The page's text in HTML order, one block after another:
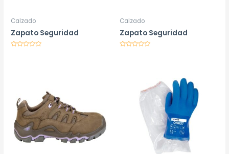
Calzado
Zapato Seguridad
Calzado
Zapato Seguridad